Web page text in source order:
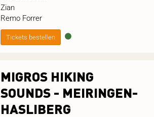
Zian
Remo Forrer
Tickets bestellen
MIGROS HIKING
SOUNDS - MEIRINGEN-
HASLIBERG